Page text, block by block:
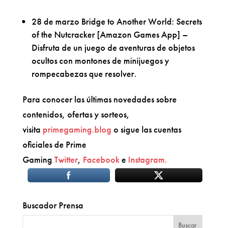
28 de marzo Bridge to Another World: Secrets
of the Nutcracker [Amazon Games App] –
Disfruta de un juego de aventuras de objetos
ocultos con montones de minijuegos y
rompecabezas que resolver.
Para conocer las últimas novedades sobre
contenidos, ofertas y sorteos,
visita primegaming.blog o sigue las cuentas
oficiales de Prime
Gaming Twitter, Facebooke Instagram.
Buscador Prensa